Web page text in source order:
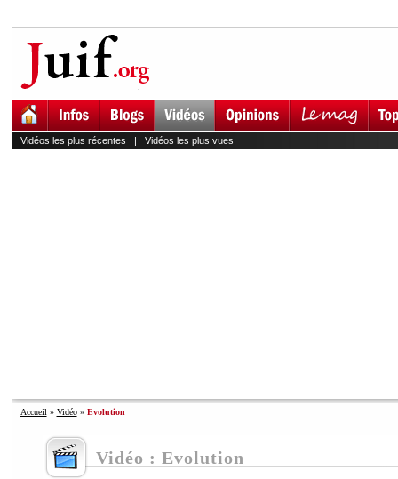
Vidéos les plus récentes | Vidéos les plus vues
Accueil » Vidéo» Evolution
Vidéo : Evolution